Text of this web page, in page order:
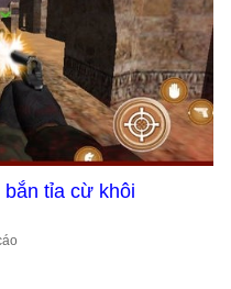
tỉa cừ khôi